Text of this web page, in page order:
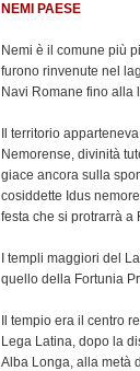
NEMI PAESE
Nemi è il comune più
furono rinvenute nel
Navi Romane fino alla
Il territorio
Nemorense, divinità
giace ancora sulla
cosiddette Idus
festa che si protrarrà
I templi maggiori del
quello della Fortunia
Il tempio era il centro
Lega Latina, dopo la
Alba Longa, alla metà